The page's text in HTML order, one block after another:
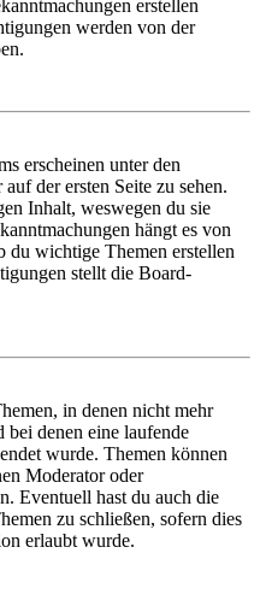
erstellen
werden von der
erscheinen unter den
der ersten Seite zu sehen.
Inhalt, weswegen du sie
hängt es von
du wichtige Themen erstellen
stellt die Board-
in denen nicht mehr
bei denen eine laufende
wurde. Themen können
Moderator oder
Eventuell hast du auch die
zu schließen, sofern dies
erlaubt wurde.